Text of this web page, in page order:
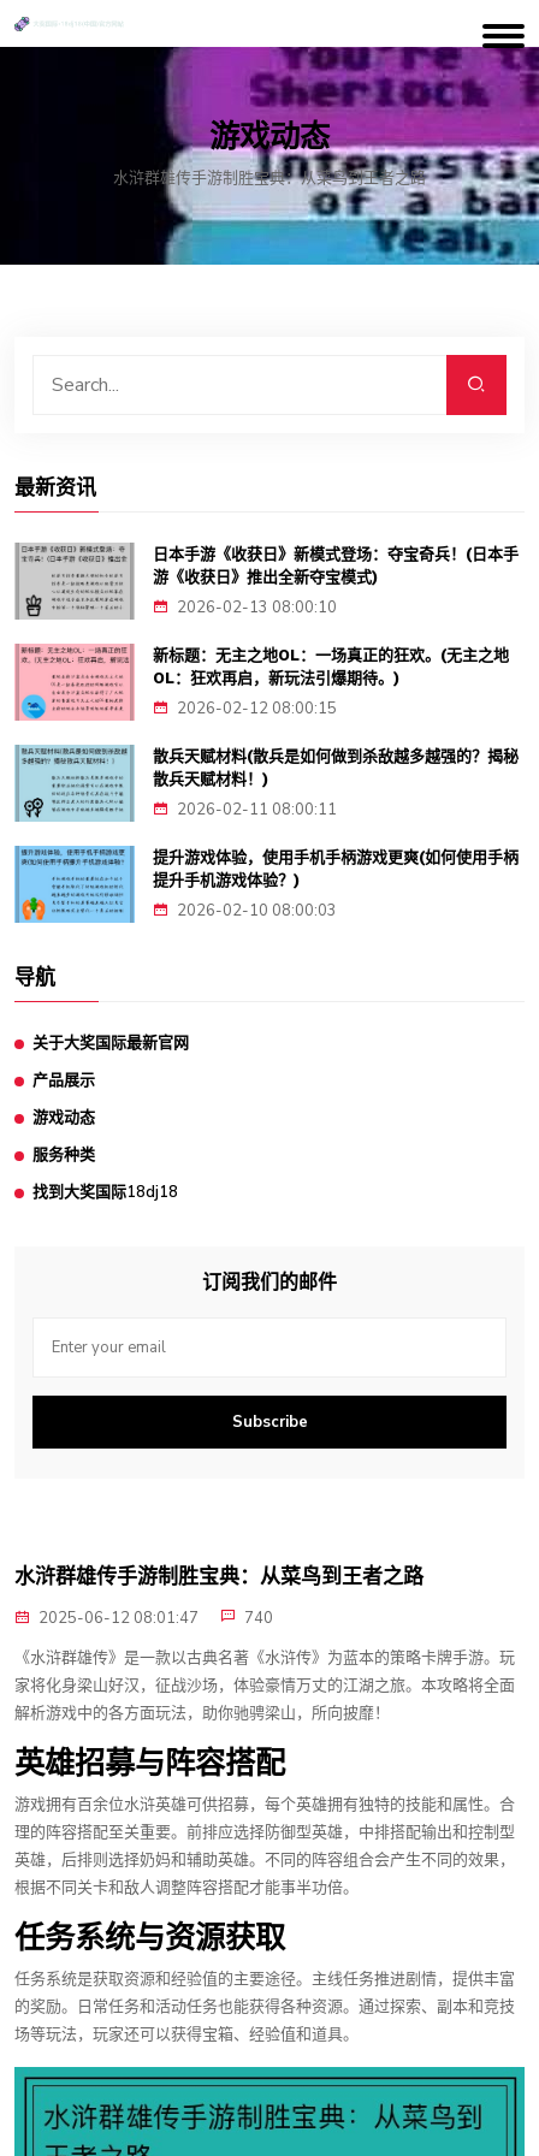
游戏动态
水浒群雄传手游制胜宝典：从菜鸟到王者之路
最新资讯
日本手游《收获日》新模式登场：夺宝奇兵！(日本手
游《收获日》推出全新夺宝模式)
2026-02-13 08:00:10
新标题：无主之地OL：一场真正的狂欢。(无主之地
OL：狂欢再启，新玩法引爆期待。)
2026-02-12 08:00:15
散兵天赋材料(散兵是如何做到杀敌越多越强的？揭秘
散兵天赋材料！)
2026-02-11 08:00:11
提升游戏体验，使用手机手柄游戏更爽(如何使用手柄
提升手机游戏体验？)
2026-02-10 08:00:03
导航
关于大奖国际最新官网
产品展示
游戏动态
服务种类
找到大奖国际18dj18
订阅我们的邮件
Subscribe
水浒群雄传手游制胜宝典：从菜鸟到王者之路
2025-06-12 08:01:47
740
《水浒群雄传》是一款以古典名著《水浒传》为蓝本的策略卡牌手游。玩
家将化身梁山好汉，征战沙场，体验豪情万丈的江湖之旅。本攻略将全面
解析游戏中的各方面玩法，助你驰骋梁山，所向披靡！
英雄招募与阵容搭配
游戏拥有百余位水浒英雄可供招募，每个英雄拥有独特的技能和属性。合
理的阵容搭配至关重要。前排应选择防御型英雄，中排搭配输出和控制型
英雄，后排则选择奶妈和辅助英雄。不同的阵容组合会产生不同的效果，
根据不同关卡和敌人调整阵容搭配才能事半功倍。
任务系统与资源获取
任务系统是获取资源和经验值的主要途径。主线任务推进剧情，提供丰富
的奖励。日常任务和活动任务也能获得各种资源。通过探索、副本和竞技
场等玩法，玩家还可以获得宝箱、经验值和道具。